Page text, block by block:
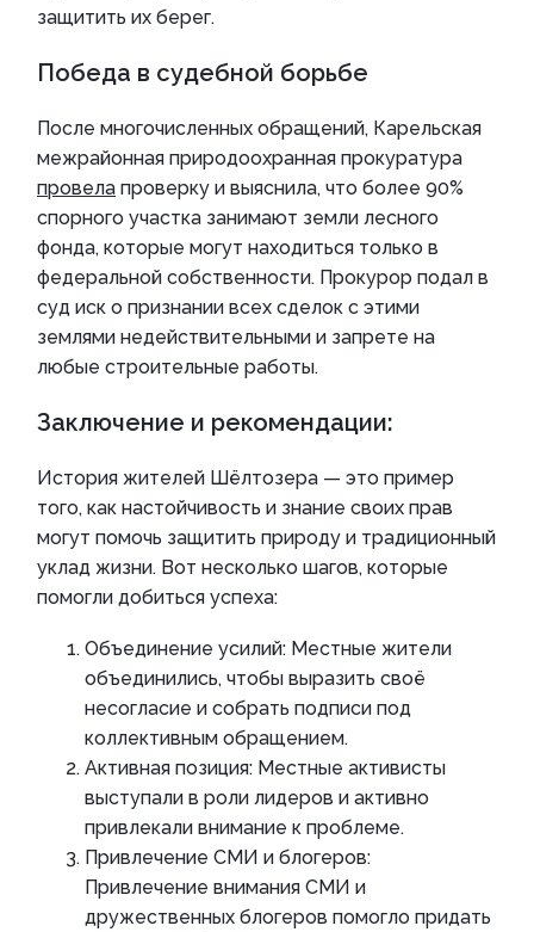
защитить их берег.
Победа в судебной борьбе
После многочисленных обращений, Карельская
межрайонная природоохранная прокуратура
провела проверку и выяснила, что более 90%
спорного участка занимают земли лесного
фонда, которые могут находиться только в
федеральной собственности. Прокурор подал в
суд иск о признании всех сделок с этими
землями недействительными и запрете на
любые строительные работы.
Заключение и рекомендации:
История жителей Шёлтозера — это пример
того, как настойчивость и знание своих прав
могут помочь защитить природу и традиционный
уклад жизни. Вот несколько шагов, которые
помогли добиться успеха:
Объединение усилий: Местные жители
объединились, чтобы выразить своё
несогласие и собрать подписи под
коллективным обращением.
Активная позиция: Местные активисты
выступали в роли лидеров и активно
привлекали внимание к проблеме.
Привлечение СМИ и блогеров:
Привлечение внимания СМИ и
дружественных блогеров помогло придать